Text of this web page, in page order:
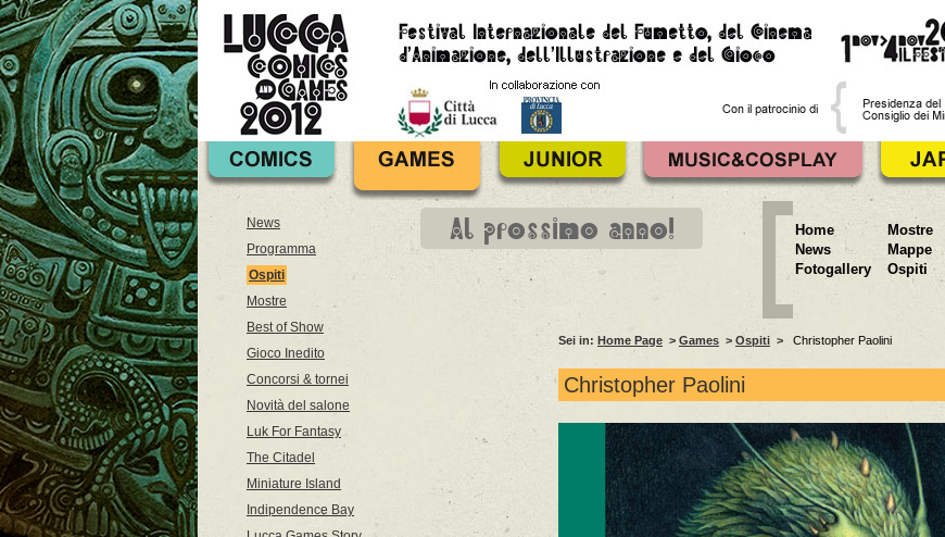
Al prossimo anno! Home
Mostre
News
Mappe
Fotogallery
Ospiti
News
Programma
Ospiti
Mostre
Best of Show
Gioco Inedito
Concorsi & tornei
Novità del salone
Luk For Fantasy
The Citadel
Miniature Island
Indipendence Bay
Sei in: Home Page > Games > Ospiti > Christopher Paolini
Christopher Paolini